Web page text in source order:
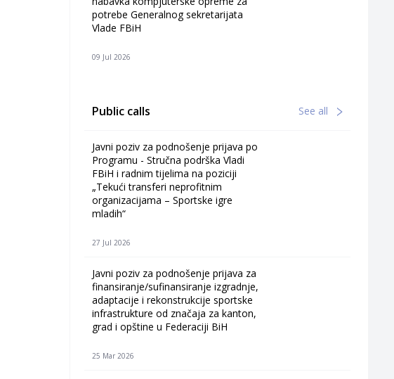
potrebe Generalnog sekretarijata
Vlade FBiH
09 Jul 2026
Public calls See all
Javni poziv za podnošenje prijava po
Programu - Stručna podrška Vladi
FBiH i radnim tijelima na poziciji
„Tekući transferi neprofitnim
organizacijama – Sportske igre
mladih“
27 Jul 2026
Javni poziv za podnošenje prijava za
finansiranje/sufinansiranje izgradnje,
adaptacije i rekonstrukcije sportske
infrastrukture od značaja za kanton,
grad i opštine u Federaciji BiH
25 Mar 2026